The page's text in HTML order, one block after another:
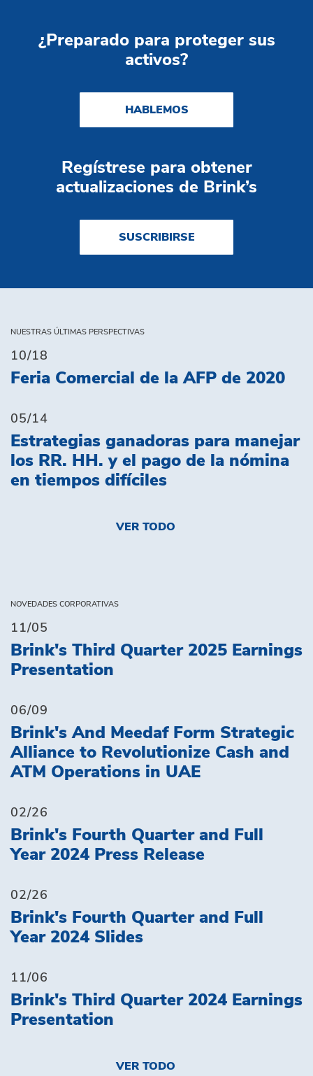
¿Preparado para proteger sus
activos?
HABLEMOS
Regístrese para obtener
actualizaciones de Brink’s
SUSCRIBIRSE
NUESTRAS ÚLTIMAS PERSPECTIVAS
10/18
Feria Comercial de la AFP de 2020
05/14
Estrategias ganadoras para manejar
los RR. HH. y el pago de la nómina
en tiempos difíciles
VER TODO
NOVEDADES CORPORATIVAS
11/05
Brink's Third Quarter 2025 Earnings
Presentation
06/09
Brink's And Meedaf Form Strategic
Alliance to Revolutionize Cash and
ATM Operations in UAE
02/26
Brink's Fourth Quarter and Full
Year 2024 Press Release
02/26
Brink's Fourth Quarter and Full
Year 2024 Slides
11/06
Brink's Third Quarter 2024 Earnings
Presentation
VER TODO